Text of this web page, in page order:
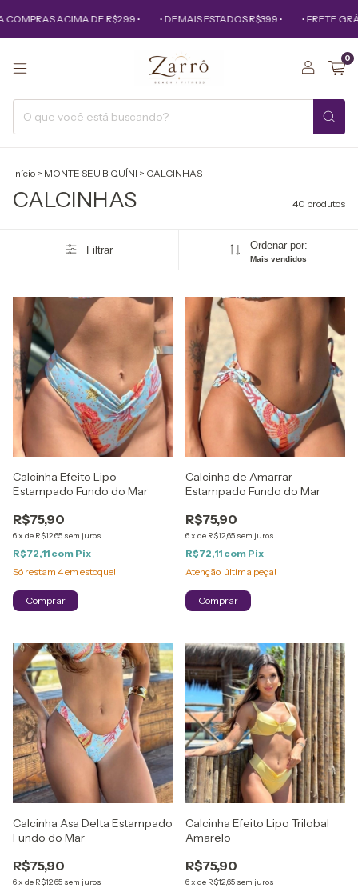
ACIMA DE R$299 • • DEMAIS ESTADOS R$399 • • FRETE GRÁTIS
0
Início > MONTE SEU BIQUÍNI > CALCINHAS
CALCINHAS 40 produtos
Filtrar Ordenar por:
Mais vendidos
Calcinha Efeito Lipo
Estampado Fundo do Mar
R$75,90
6x de R$12,65 sem juros
R$72,11 com Pix
Só restam 4em estoque!
Comprar
Calcinha de Amarrar
Estampado Fundo do Mar
R$75,90
6x de R$12,65 sem juros
R$72,11 com Pix
Atenção, última peça!
Comprar
Calcinha Asa Delta Estampado
Fundo do Mar
R$75,90
6x de R$12,65 sem juros
Calcinha Efeito Lipo Trilobal
Amarelo
R$75,90
6x de R$12,65 sem juros